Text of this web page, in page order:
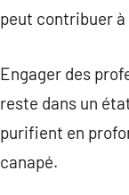
peut contribuer à
Engager des
reste dans un
purifient en
canapé.